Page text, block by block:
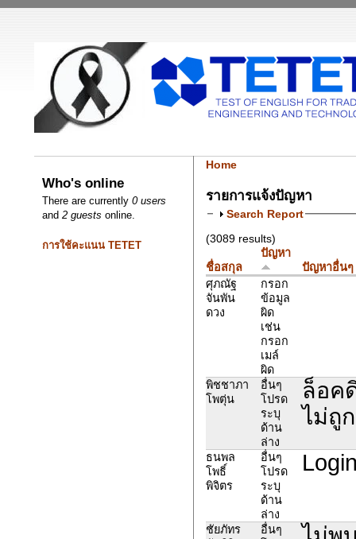
Who's online
There are currently0 users
and2 guests online.
การใช้คะแนน TETET
Home
รายการแจ้งปัญหา
Search Report
(3089 results)
ชื่อสกุล
ปัญหา
ปัญหาอื่นๆ
ศุภณัฐ
จันพัน
ดวง
กรอก
ข้อมูล
ผิด
เช่น
กรอก
เมล์
ผิด
พิชชาภา
โพตุ่น
อื่นๆ
โปรด
ระบุ
ด้าน
ล่าง
ล็อค
ไม่ถู
ธนพล
โพธิ์
พิจิตร
อื่นๆ
โปรด
ระบุ
ด้าน
ล่าง
ชัยภัทร
อื่นๆ